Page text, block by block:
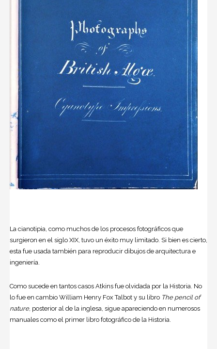
La cianotipia, como muchos de los procesos fotográficos que
surgieron en el siglo XIX, tuvo un éxito muy limitado. Si bien es cierto,
esta fue usada también para reproducir dibujos de arquitectura e
ingeniería.
Como sucede en tantos casos Atkins fue olvidada por la Historia. No
lo fue en cambio William Henry Fox Talbot y su libro The pencil of
nature, posterior al de la inglesa, sigue apareciendo en numerosos
manuales como el primer libro fotográfico de la Historia.